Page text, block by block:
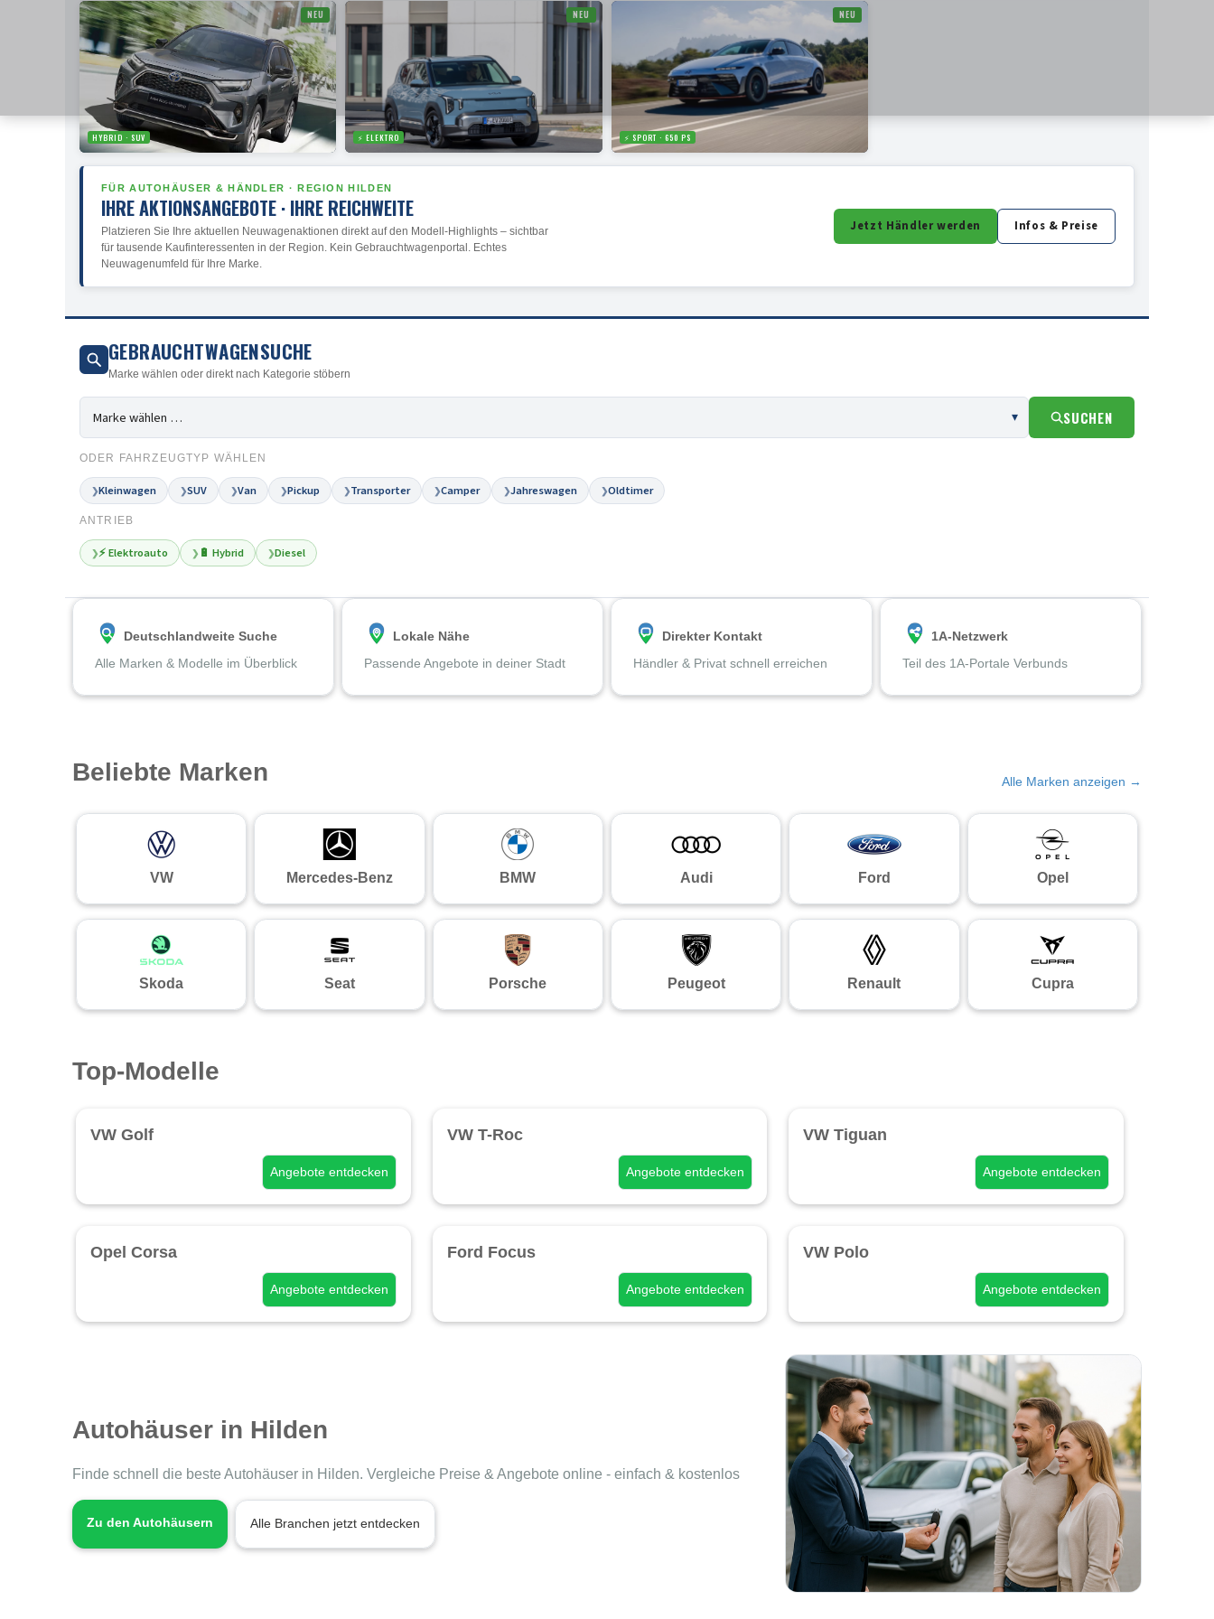
NEU
HYBRID · SUV
NEU
⚡ ELEKTRO
NEU
⚡ SPORT · 650 PS
FÜR AUTOHÄUSER & HÄNDLER · REGION HILDEN
IHRE AKTIONSANGEBOTE · IHRE REICHWEITE
Platzieren Sie Ihre aktuellen Neuwagenaktionen direkt auf den Modell-Highlights – sichtbar
für tausende Kaufinteressenten in der Region. Kein Gebrauchtwagenportal. Echtes
Neuwagenumfeld für Ihre Marke.
Jetzt Händler werden Infos & Preise
GEBRAUCHTWAGENSUCHE
Marke wählen oder direkt nach Kategorie stöbern
SUCHEN
ODER FAHRZEUGTYP WÄHLEN
❯Kleinwagen ❯SUV ❯Van ❯Pickup ❯Transporter ❯Camper ❯Jahreswagen ❯Oldtimer
ANTRIEB
❯⚡ Elektroauto ❯ 🔋 Hybrid ❯Diesel
Deutschlandweite Suche
Alle Marken & Modelle im Überblick
Lokale Nähe
Passende Angebote in deiner Stadt
Direkter Kontakt
Händler & Privat schnell erreichen
1A-Netzwerk
Teil des 1A-Portale Verbunds
Beliebte Marken Alle Marken anzeigen →
VW Mercedes-Benz BMW Audi Ford Opel
Skoda Seat Porsche Peugeot Renault Cupra
Top-Modelle
VW Golf
Angebote entdecken
VW T-Roc
Angebote entdecken
VW Tiguan
Angebote entdecken
Opel Corsa
Angebote entdecken
Ford Focus
Angebote entdecken
VW Polo
Angebote entdecken
Autohäuser in Hilden
Finde schnell die beste Autohäuser in Hilden. Vergleiche Preise & Angebote online - einfach & kostenlos
Zu den Autohäusern Alle Branchen jetzt entdecken